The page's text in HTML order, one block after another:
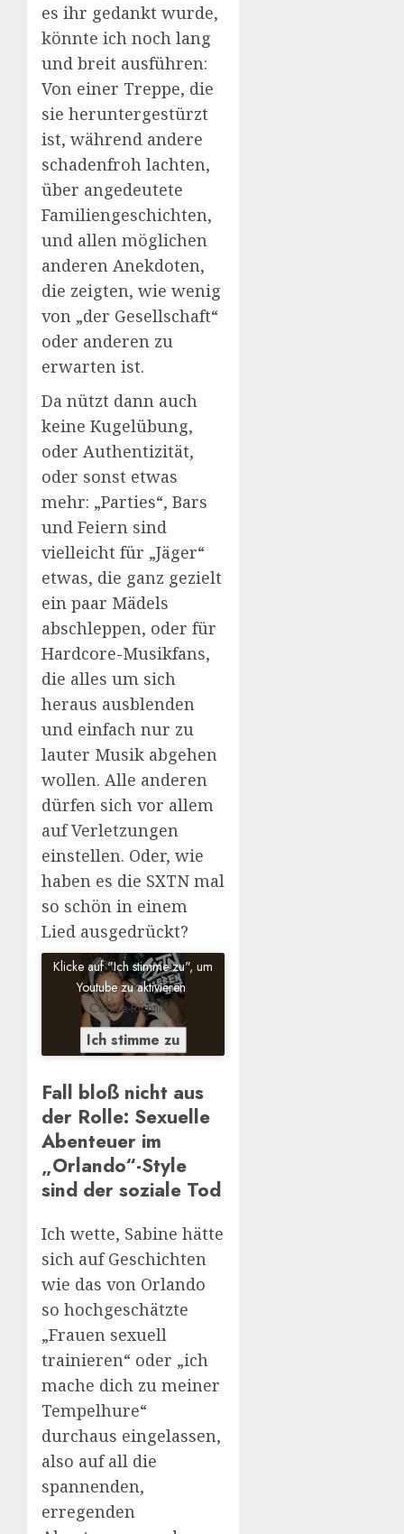
es ihr gedankt wurde,
könnte ich noch lang
und breit ausführen:
Von einer Treppe, die
sie heruntergestürzt
ist, während andere
schadenfroh lachten,
über angedeutete
Familiengeschichten,
und allen möglichen
anderen Anekdoten,
die zeigten, wie wenig
von „der Gesellschaft“
oder anderen zu
erwarten ist.
Da nützt dann auch
keine Kugelübung,
oder Authentizität,
oder sonst etwas
mehr: „Parties“, Bars
und Feiern sind
vielleicht für „Jäger“
etwas, die ganz gezielt
ein paar Mädels
abschleppen, oder für
Hardcore-Musikfans,
die alles um sich
heraus ausblenden
und einfach nur zu
lauter Musik abgehen
wollen. Alle anderen
dürfen sich vor allem
auf Verletzungen
einstellen. Oder, wie
haben es die SXTN mal
so schön in einem
Lied ausgedrückt?
Klicke auf "Ich stimme zu", um
Youtube zu aktivieren
Cookie-Richtlinie
Ich stimme zu
Fall bloß nicht aus
der Rolle: Sexuelle
Abenteuer im
„Orlando“-Style
sind der soziale Tod
Ich wette, Sabine hätte
sich auf Geschichten
wie das von Orlando
so hochgeschätzte
„Frauen sexuell
trainieren“ oder „ich
mache dich zu meiner
Tempelhure“
durchaus eingelassen,
also auf all die
spannenden,
erregenden